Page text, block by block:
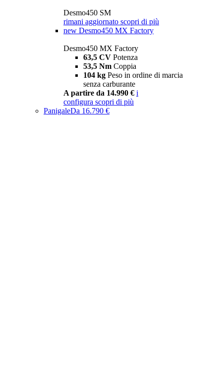
Desmo450 SM
rimani aggiornato scopri di più
new Desmo450 MX Factory
Desmo450 MX Factory
63,5 CV Potenza
53,5 Nm Coppia
104 kg Peso in ordine di marcia
senza carburante
A partire da 14.990 € i
configura scopri di più
PanigaleDa 16.790 €